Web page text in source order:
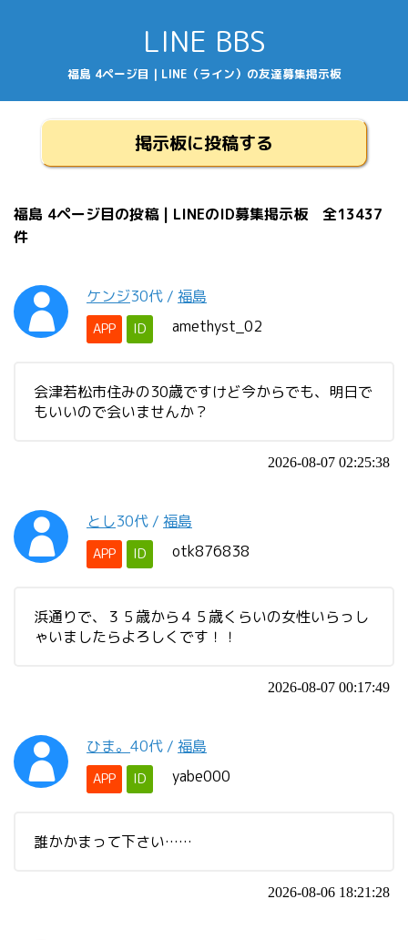
LINE BBS
福島 4ページ目 | LINE（ライン）の友達募集掲示板
掲示板に投稿する
福島 4ページ目の投稿 | LINEのID募集掲示板 全13437
件
ケンジ30代 / 福島
APP ID amethyst_02
会津若松市住みの30歳ですけど今からでも、明日で
もいいので会いませんか？
2026-08-07 02:25:38
とし30代 / 福島
APP ID otk876838
浜通りで、３５歳から４５歳くらいの女性いらっし
ゃいましたらよろしくです！！
2026-08-07 00:17:49
ひま。 40代 / 福島
APP ID yabe000
誰かかまって下さい……
2026-08-06 18:21:28